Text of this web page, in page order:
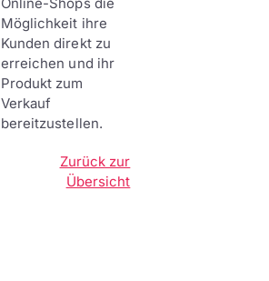
Möglichkeit ihre
Kunden direkt zu
erreichen und ihr
Produkt zum
Verkauf
bereitzustellen.
Zurück zur
Übersicht